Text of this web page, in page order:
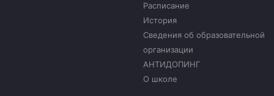
Расписание
История
Сведения об образовательной
организации
АНТИДОПИНГ
О школе